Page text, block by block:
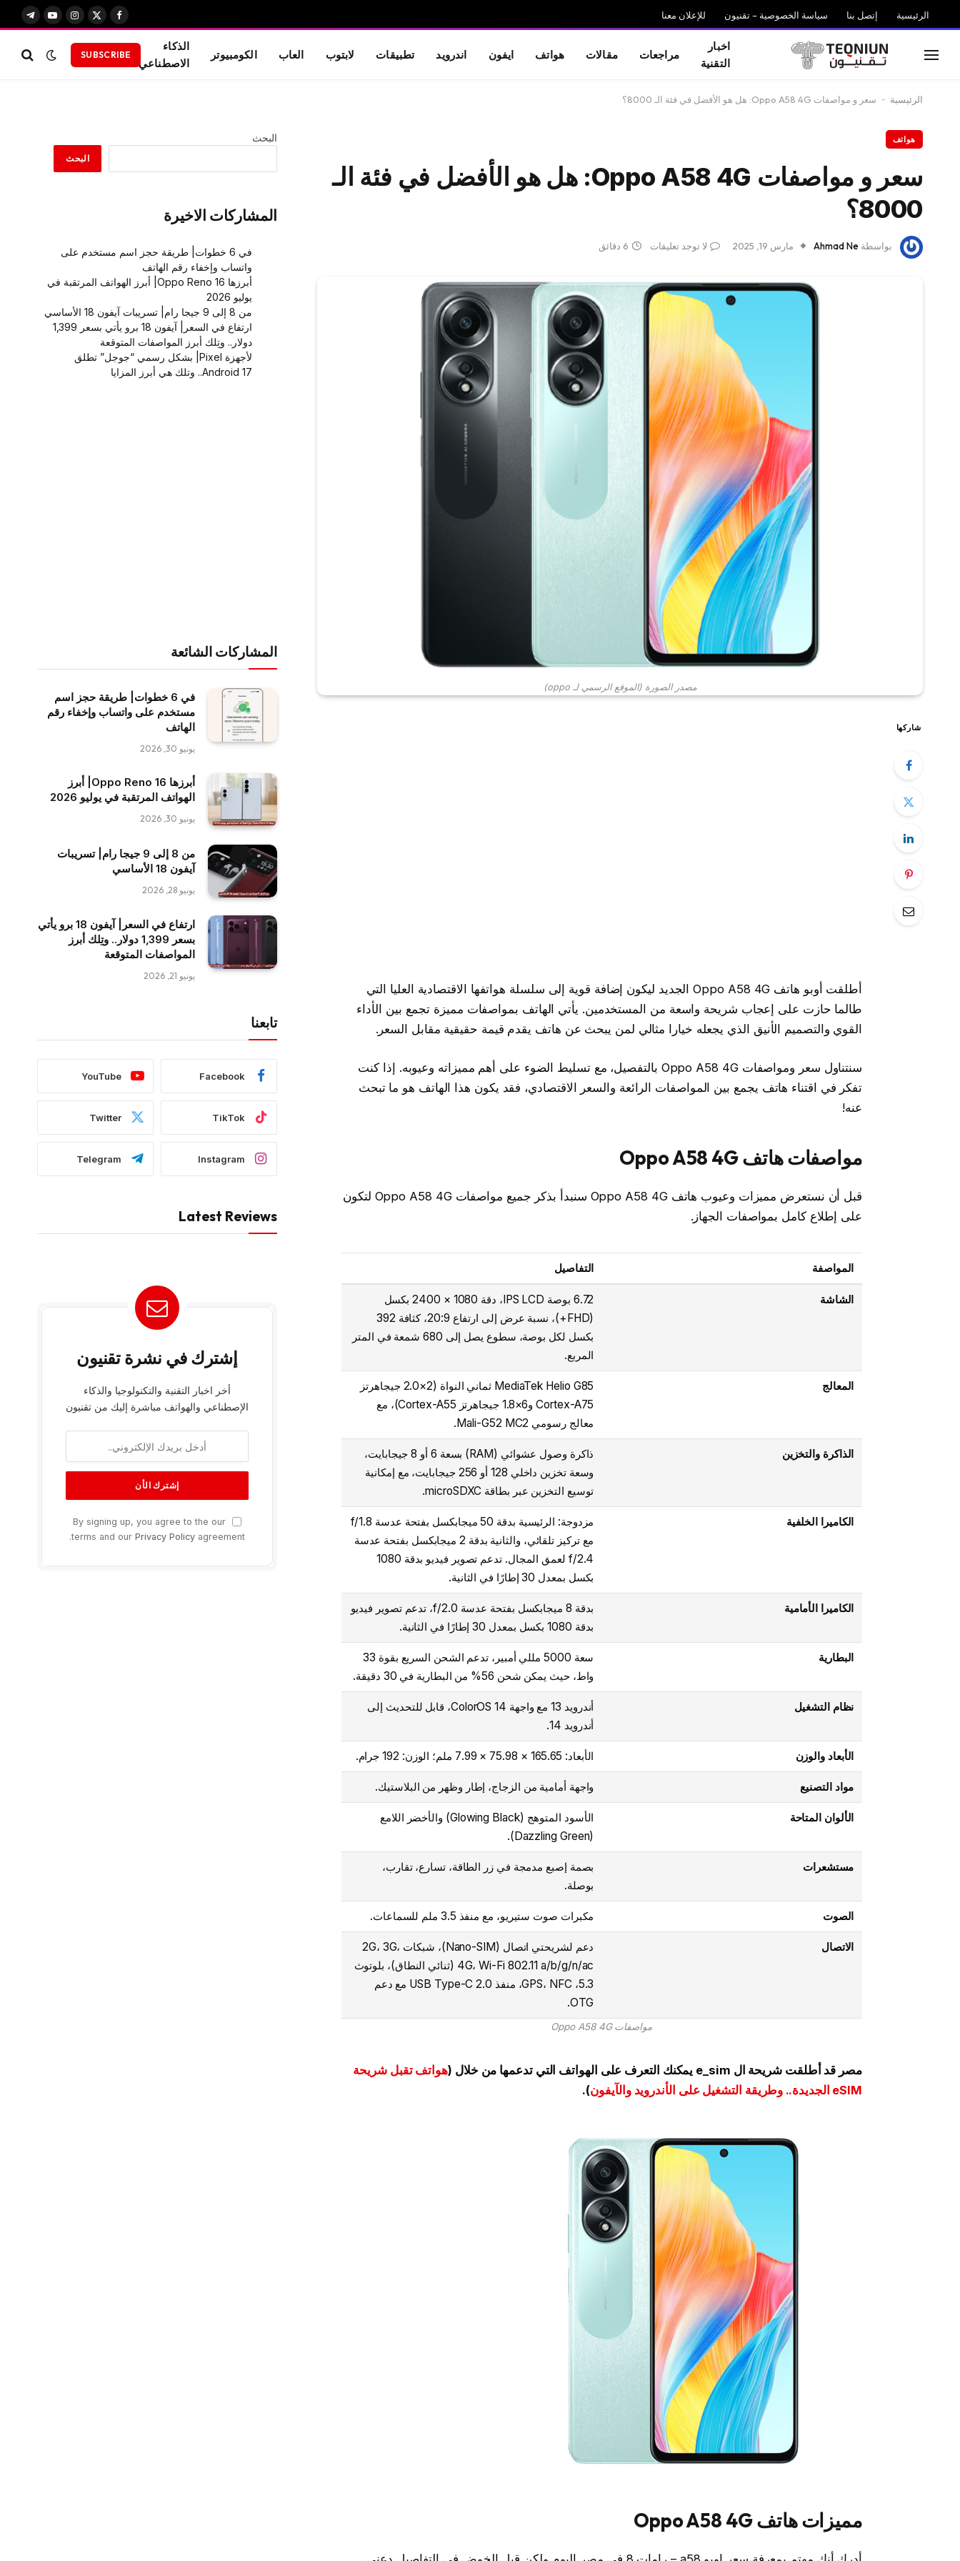
الرئيسية إتصل بنا سياسة الخصوصية – تقنيون للإعلان معنا
فيسبوك
X
الانستغرام
يوتيوبتيلقرام
اخبار
التقنية
مراجعات مقالات هواتف ايفون اندرويد تطبيقات لابتوب العاب الكومبيوتر
الذكاء
الاصطناعي
SUBSCRIBE
الرئيسية - سعر و مواصفات Oppo A58 4G: هل هو الأفضل في فئة الـ 8000؟
هواتف
سعر و مواصفات Oppo A58 4G: هل هو الأفضل في فئة الـ
8000؟
بواسطة Ahmad Ne مارس 19, 2025 لا توجد تعليقات 6 دقائق
مصدر الصورة (الموقع الرسمي لـ oppo)
شاركها
أطلقت أوبو هاتف Oppo A58 4G الجديد ليكون إضافة قوية إلى سلسلة هواتفها الاقتصادية العليا التي
طالما حازت على إعجاب شريحة واسعة من المستخدمين. يأتي الهاتف بمواصفات مميزة تجمع بين الأداء
القوي والتصميم الأنيق الذي يجعله خيارا مثالي لمن يبحث عن هاتف يقدم قيمة حقيقية مقابل السعر.
سنتناول سعر ومواصفات Oppo A58 4G بالتفصيل، مع تسليط الضوء على أهم مميزاته وعيوبه. إذا كنت
تفكر في اقتناء هاتف يجمع بين المواصفات الرائعة والسعر الاقتصادي، فقد يكون هذا الهاتف هو ما تبحث
عنه!
مواصفات هاتف Oppo A58 4G
قبل أن نستعرض مميزات وعيوب هاتف Oppo A58 4G سنبدأ بذكر جميع مواصفات Oppo A58 4G لتكون
على إطلاع كامل بمواصفات الجهاز.
المواصفة التفاصيل
الشاشة
6.72 بوصة IPS LCD، دقة 1080 × 2400 بكسل
(FHD+)، نسبة عرض إلى ارتفاع 20:9، كثافة 392
بكسل لكل بوصة، سطوع يصل إلى 680 شمعة في المتر
المربع.
المعالج
MediaTek Helio G85 ثماني النواة (2×2.0 جيجاهرتز
Cortex-A75 و6×1.8 جيجاهرتز Cortex-A55)، مع
معالج رسومي Mali-G52 MC2.
الذاكرة والتخزين
ذاكرة وصول عشوائي (RAM) بسعة 6 أو 8 جيجابايت،
وسعة تخزين داخلي 128 أو 256 جيجابايت، مع إمكانية
توسيع التخزين عبر بطاقة microSDXC.
الكاميرا الخلفية
مزدوجة: الرئيسية بدقة 50 ميجابكسل بفتحة عدسة f/1.8
مع تركيز تلقائي، والثانية بدقة 2 ميجابكسل بفتحة عدسة
f/2.4 لعمق المجال. تدعم تصوير فيديو بدقة 1080
بكسل بمعدل 30 إطارًا في الثانية.
الكاميرا الأمامية
بدقة 8 ميجابكسل بفتحة عدسة f/2.0، تدعم تصوير فيديو
بدقة 1080 بكسل بمعدل 30 إطارًا في الثانية.
البطارية
سعة 5000 مللي أمبير، تدعم الشحن السريع بقوة 33
واط، حيث يمكن شحن 56% من البطارية في 30 دقيقة.
نظام التشغيل
أندرويد 13 مع واجهة ColorOS 14، قابل للتحديث إلى
أندرويد 14.
الأبعاد والوزن الأبعاد: 165.65 × 75.98 × 7.99 ملم؛ الوزن: 192 جرام.
مواد التصنيع واجهة أمامية من الزجاج، إطار وظهر من البلاستيك.
الألوان المتاحة
الأسود المتوهج (Glowing Black) والأخضر اللامع
(Dazzling Green).
مستشعرات
بصمة إصبع مدمجة في زر الطاقة، تسارع، تقارب،
بوصلة.
الصوت مكبرات صوت ستيريو، مع منفذ 3.5 ملم للسماعات.
الاتصال
دعم لشريحتي اتصال (Nano-SIM)، شبكات 2G، 3G،
4G، Wi-Fi 802.11 a/b/g/n/ac (ثنائي النطاق)، بلوتوث
5.3، GPS، NFC، منفذ USB Type-C 2.0 مع دعم
OTG.
مواصفات Oppo A58 4G
مصر قد أطلقت شريحة ال e_sim يمكنك التعرف على الهواتف التي تدعمها من خلال (
هواتف تقبل شريحة
eSIM الجديدة.. وطريقة التشغيل على الأندرويد والآيفون
).
مميزات هاتف Oppo A58 4G
البحث
البحث
المشاركات الاخيرة
في 6 خطوات| طريقة حجز اسم مستخدم على
واتساب وإخفاء رقم الهاتف
أبرزها Oppo Reno 16| أبرز الهواتف المرتقبة في
يوليو 2026
من 8 إلى 9 جيجا رام| تسريبات آيفون 18 الأساسي
ارتفاع في السعر| آيفون 18 برو يأتي بسعر 1,399
دولار.. وتِلك أبرز المواصفات المتوقعة
لأجهزة Pixel| بشكل رسمي “جوجل” تطلق
Android 17.. وتلك هي أبرز المزايا
المشاركات الشائعة
في 6 خطوات| طريقة حجز اسم
مستخدم على واتساب وإخفاء رقم
الهاتف
يونيو 30, 2026
أبرزها Oppo Reno 16| أبرز
الهواتف المرتقبة في يوليو 2026
يونيو 30, 2026
من 8 إلى 9 جيجا رام| تسريبات
آيفون 18 الأساسي
يونيو 28, 2026
ارتفاع في السعر| آيفون 18 برو يأتي
بسعر 1,399 دولار.. وتِلك أبرز
المواصفات المتوقعة
يونيو 21, 2026
تابعنا
Facebook
YouTube
TikTok
Twitter
Instagram
Telegram
Latest Reviews
إشترك في نشرة تقنيون
أخر اخبار التقنية والتكنولوجيا والذكاء
الإصطناعي والهواتف مباشرة إليك من تقنيون
By signing up, you agree to the our
terms and our Privacy Policy agreement.